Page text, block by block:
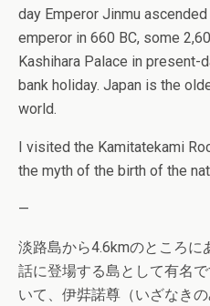
day Emperor Jinmu
emperor in 660 BC, some
Kashihara Palace in present-
bank holiday. Japan is the
world.
I visited the Kamitatekami
the myth of the birth of the
—
淡路島から4.6kmのところに
話に登場する島として有名
いて、伊弉諾尊（いざなき